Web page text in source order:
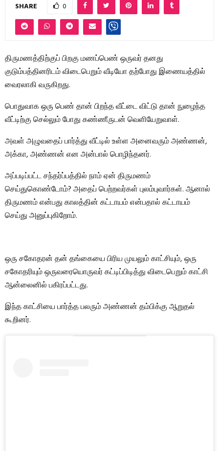
SHARE 0
திருமணத்திற்குப் பிறகு மணப்பெண் ஒருவர் தனது
குடும்பத்தினரிடம் விடைபெறும் வீடியோ தற்போது இணையத்தில்
வைரலாகி வருகிறது.
பொதுவாக ஒரு பெண் தான் பிறந்த வீட்டை விட்டு தான் நுழைந்த
வீட்டிற்கு செல்லும் போது கண்ணீருடன் வெளியேறுவாள்.
அவள் அழுவதைப் பார்த்து வீட்டில் உள்ள அனைவரும் அண்ணன்,
அக்கா, அண்ணன் என அன்பால் பொழிந்தனர்.
அப்படிப்பட்ட சந்தர்ப்பத்தில் நாம் ஏன் திருமணம்
செய்துகொண்டோம்? அதைப் பெற்றவர்கள் புலம்புவார்கள். ஆனால்
திருமணம் என்பது காலத்தின் கட்டாயம் என்பதால் கட்டாயம்
செய்து அனுப்புகிறோம்.
ஒரு சகோதரன் தன் தங்கையை பிரிய முயலும் காட்சியும், ஒரு
சகோதரியும் ஒருவரையொருவர் கட்டிப்பிடித்து விடைபெறும் காட்சி
ஆன்லைனில் பகிரப்பட்டது.
இந்த காட்சியை பார்த்த பலரும் அண்ணன் தம்பிக்கு ஆறுதல்
கூறினர்.